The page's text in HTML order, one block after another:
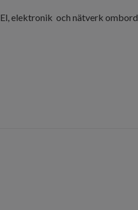
El, elektronik och nätverk ombord